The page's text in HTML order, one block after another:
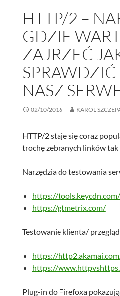
HTTP/2 –
GDZIE
ZAJRZEĆ
NASZ
02/10/2016 KAROL
HTTP/2 staje się coraz
trochę zebranych linków
Narzędzia do testowania
https://
https://gtmetrix.com/
Testowanie klienta/
https://
https://
Plug-in do Firefoxa